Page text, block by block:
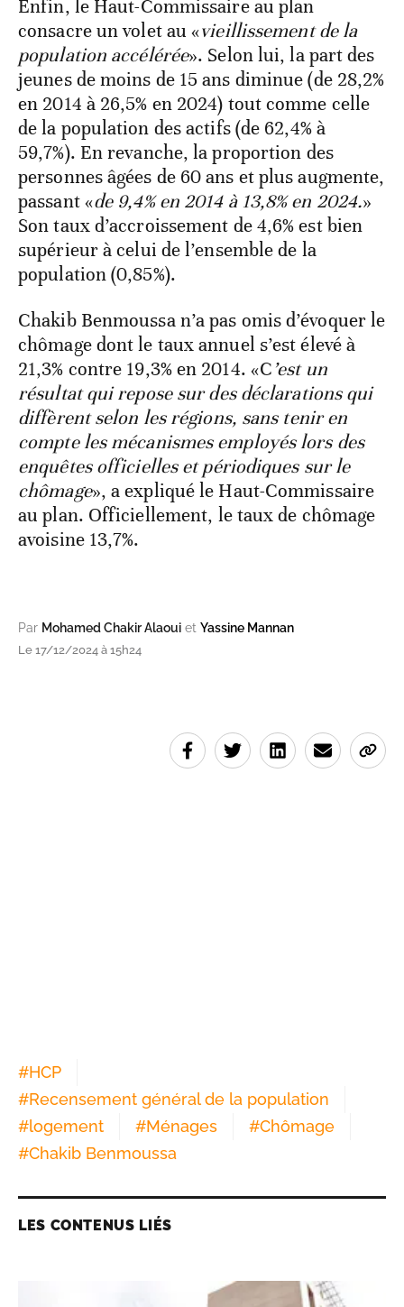
Enfin, le Haut-Commissaire au plan
consacre un volet au «vieillissement de la
population accélérée». Selon lui, la part des
jeunes de moins de 15 ans diminue (de 28,2%
en 2014 à 26,5% en 2024) tout comme celle
de la population des actifs (de 62,4% à
59,7%). En revanche, la proportion des
personnes âgées de 60 ans et plus augmente,
passant «de 9,4% en 2014 à 13,8% en 2024.»
Son taux d’accroissement de 4,6% est bien
supérieur à celui de l’ensemble de la
population (0,85%).
Chakib Benmoussa n’a pas omis d’évoquer le
chômage dont le taux annuel s’est élevé à
21,3% contre 19,3% en 2014. «C’est un
résultat qui repose sur des déclarations qui
diffèrent selon les régions, sans tenir en
compte les mécanismes employés lors des
enquêtes officielles et périodiques sur le
chômage», a expliqué le Haut-Commissaire
au plan. Officiellement, le taux de chômage
avoisine 13,7%.
Par Mohamed Chakir Alaoui et Yassine Mannan
Le 17/12/2024 à 15h24
#HCP
#Recensement général de la population
#logement #Ménages #Chômage
#Chakib Benmoussa
LES CONTENUS LIÉS